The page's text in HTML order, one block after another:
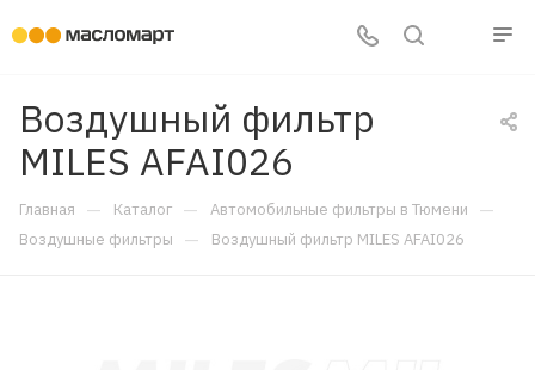
Воздушный фильтр
MILES AFAI026
Главная — Каталог — Автомобильные фильтры в Тюмени —
Воздушные фильтры — Воздушный фильтр MILES AFAI026